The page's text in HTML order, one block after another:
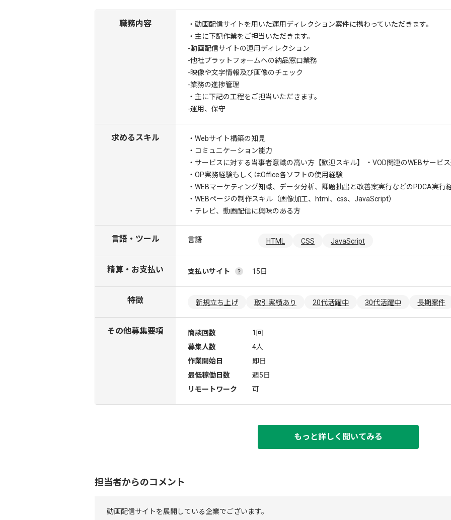
職務内容
・動画配信サイトを用いた運用ディレクション案件に携わっていただきます。
・主に下記作業をご担当いただきます。
-動画配信サイトの運用ディレクション
-他社プラットフォームへの納品窓口業務
-映像や文字情報及び画像のチェック
-業務の進捗管理
・主に下記の工程をご担当いただきます。
-運用、保守
求めるスキル
・Webサイト構築の知見
・コミュニケーション能力
・サービスに対する当事者意識の高い方 【歓迎スキル】 ・VOD関連のWEBサービ
・OP実務経験もしくはOffice各ソフトの使用経験
・WEBマーケティング知識、データ分析、課題抽出と改善案実行などのPDCA実行
・WEBページの制作スキル（画像加工、html、css、JavaScript）
・テレビ、動画配信に興味のある方
言語・ツール 言語 HTML CSS JavaScript
精算・お支払い 支払いサイト 15日
特徴 新規立ち上げ 取引実績あり 20代活躍中 30代活躍中 長期案件
その他募集要項 商談回数
1回
募集人数
4人
作業開始日
即日
最低稼働日数
週5日
リモートワーク
可
もっと詳しく聞いてみる
担当者からのコメント
動画配信サイトを展開している企業でございます。